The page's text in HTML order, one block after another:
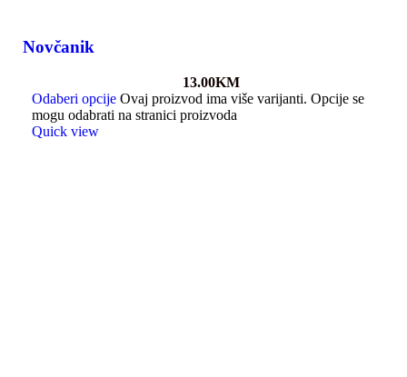
Novčanik
13.00KM
Odaberi opcije Ovaj proizvod ima više varijanti. Opcije se
mogu odabrati na stranici proizvoda
Quick view